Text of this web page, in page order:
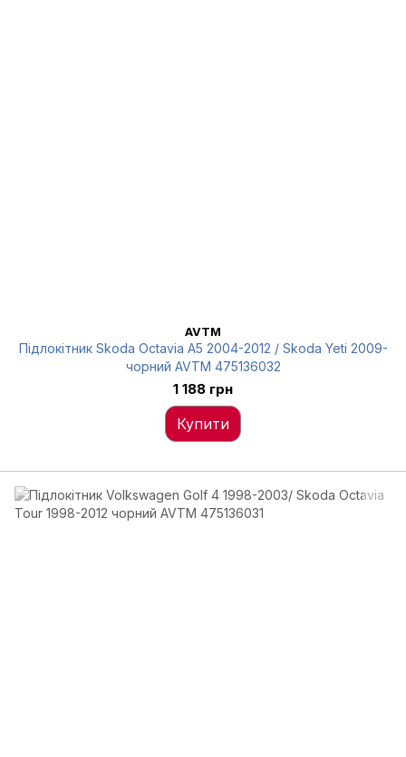
AVTM
Підлокітник Skoda Octavia A5 2004-2012 / Skoda Yeti 2009-
чорний AVTM 475136032
1 188 грн
Купити